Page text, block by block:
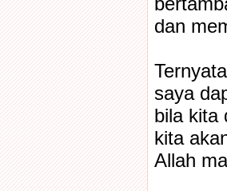
dan
saya
bila kita
kita
Allah